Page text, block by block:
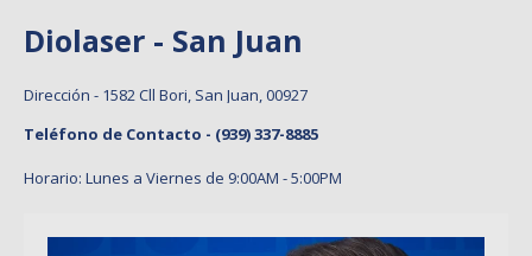
Diolaser - San Juan
Dirección - 1582 Cll Bori, San Juan, 00927
Teléfono de Contacto - (939) 337-8885
Horario: Lunes a Viernes de 9:00AM - 5:00PM